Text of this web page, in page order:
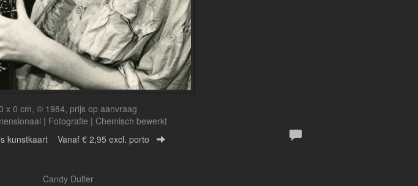
x 0 cm, © 1984, prijs op aanvraag
| Fotografie | Chemisch bewerkt
kunstkaart Vanaf € 2,95 excl. porto
Candy Dulfer